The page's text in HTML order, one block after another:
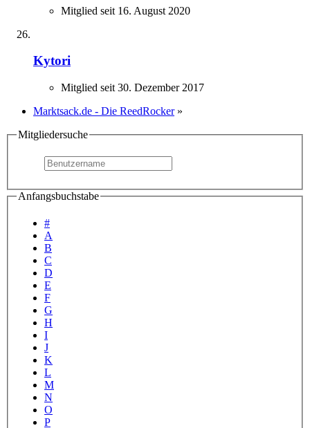
Mitglied seit 16. August 2020
Kytori
Mitglied seit 30. Dezember 2017
Marktsack.de - Die ReedRocker »
Mitgliedersuche
Anfangsbuchstabe
#
A
B
C
D
E
F
G
H
I
J
K
L
M
N
O
P